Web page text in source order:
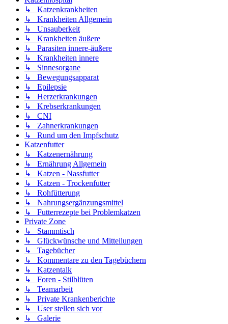
↳ Katzenkrankheiten
↳ Krankheiten Allgemein
↳ Unsauberkeit
↳ Krankheiten äußere
↳ Parasiten innere-äußere
↳ Krankheiten innere
↳ Sinnesorgane
↳ Bewegungsapparat
↳ Epilepsie
↳ Herzerkrankungen
↳ Krebserkrankungen
↳ CNI
↳ Zahnerkrankungen
↳ Rund um den Impfschutz
Katzenfutter
↳ Katzenernährung
↳ Ernährung Allgemein
↳ Katzen - Nassfutter
↳ Katzen - Trockenfutter
↳ Rohfütterung
↳ Nahrungsergänzungsmittel
↳ Futterrezepte bei Problemkatzen
Private Zone
↳ Stammtisch
↳ Glückwünsche und Mitteilungen
↳ Tagebücher
↳ Kommentare zu den Tagebüchern
↳ Katzentalk
↳ Foren - Stilblüten
↳ Teamarbeit
↳ Private Krankenberichte
↳ User stellen sich vor
↳ Galerie